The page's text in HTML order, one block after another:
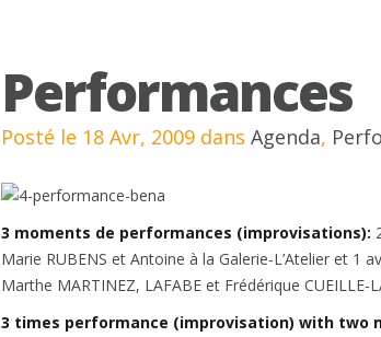
Performances
Posté le 18 Avr, 2009 dans Agenda,
3 moments de performances (improvisations):
Marie RUBENS et Antoine à la Galerie-L’Atelier et 1
Marthe MARTINEZ, LAFABE et Frédérique CUEILLE-
3 times performance (improvisation) with two